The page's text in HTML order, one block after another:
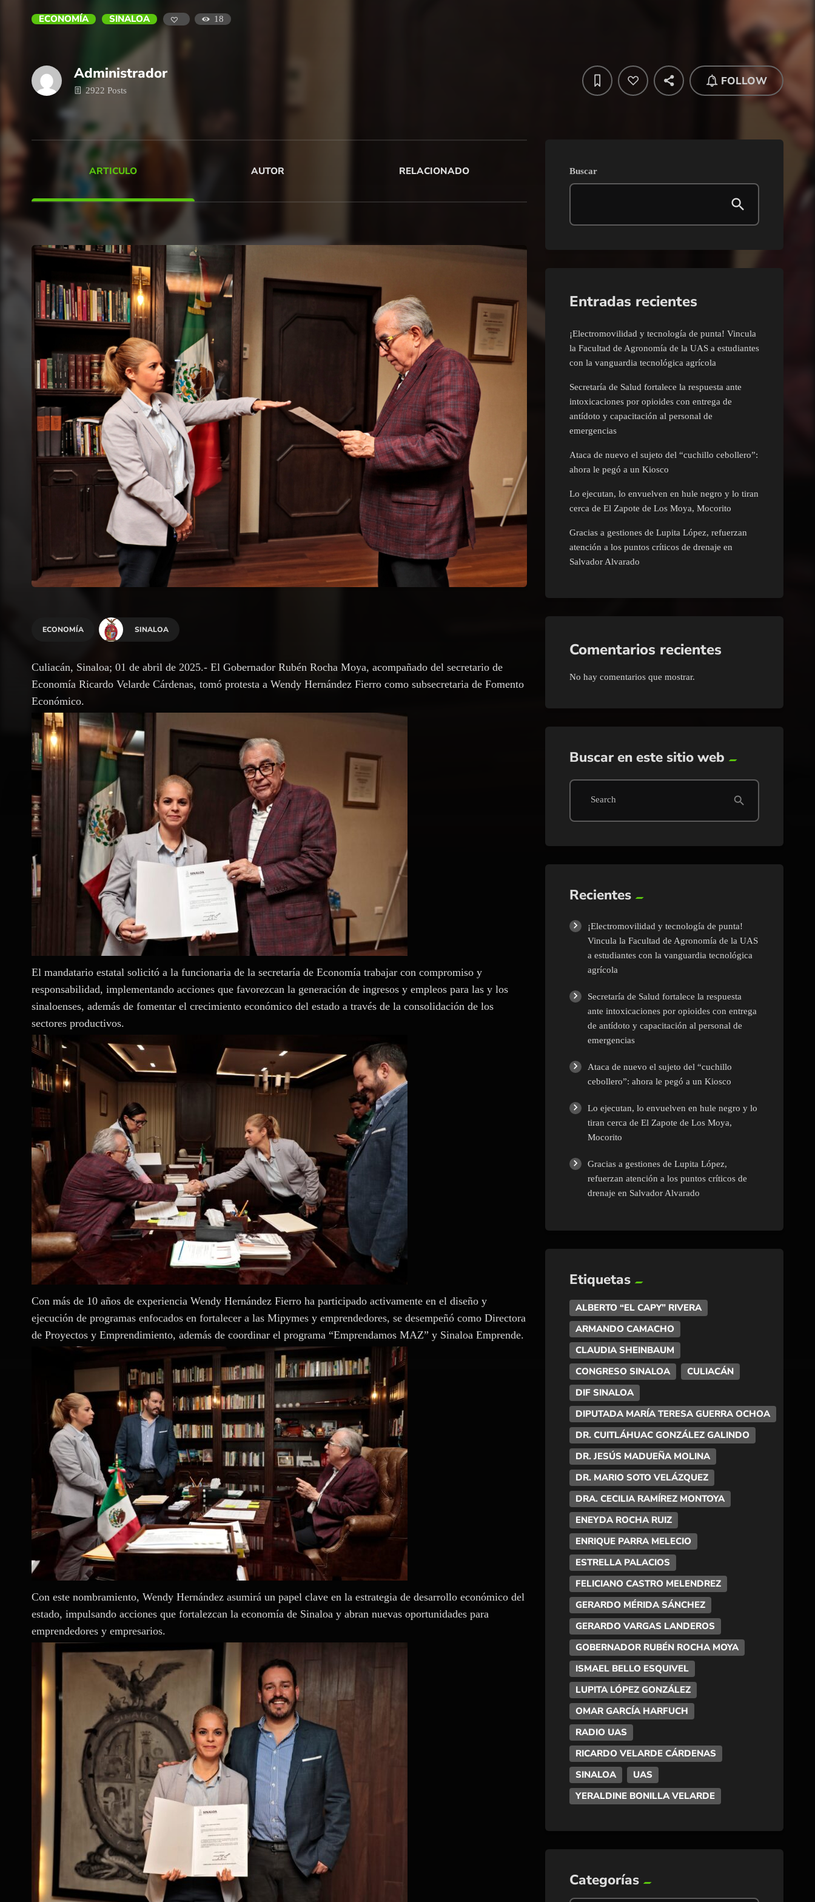
ECONOMÍA SINALOA 18
Administrador
2922 Posts
FOLLOW
ARTICULO AUTOR RELACIONADO
ECONOMÍA SINALOA
Culiacán, Sinaloa; 01 de abril de 2025.- El Gobernador Rubén Rocha Moya, acompañado del secretario de
Economía Ricardo Velarde Cárdenas, tomó protesta a Wendy Hernández Fierro como subsecretaria de Fomento
Económico.
El mandatario estatal solicitó a la funcionaria de la secretaría de Economía trabajar con compromiso y
responsabilidad, implementando acciones que favorezcan la generación de ingresos y empleos para las y los
sinaloenses, además de fomentar el crecimiento económico del estado a través de la consolidación de los
sectores productivos.
Con más de 10 años de experiencia Wendy Hernández Fierro ha participado activamente en el diseño y
ejecución de programas enfocados en fortalecer a las Mipymes y emprendedores, se desempeñó como Directora
de Proyectos y Emprendimiento, además de coordinar el programa “Emprendamos MAZ” y Sinaloa Emprende.
Con este nombramiento, Wendy Hernández asumirá un papel clave en la estrategia de desarrollo económico del
estado, impulsando acciones que fortalezcan la economía de Sinaloa y abran nuevas oportunidades para
emprendedores y empresarios.
Buscar
Entradas recientes
¡Electromovilidad y tecnología de punta! Vincula
la Facultad de Agronomía de la UAS a estudiantes
con la vanguardia tecnológica agrícola
Secretaría de Salud fortalece la respuesta ante
intoxicaciones por opioides con entrega de
antídoto y capacitación al personal de
emergencias
Ataca de nuevo el sujeto del “cuchillo cebollero”:
ahora le pegó a un Kiosco
Lo ejecutan, lo envuelven en hule negro y lo tiran
cerca de El Zapote de Los Moya, Mocorito
Gracias a gestiones de Lupita López, refuerzan
atención a los puntos críticos de drenaje en
Salvador Alvarado
Comentarios recientes
No hay comentarios que mostrar.
Buscar en este sitio web
Search search
Recientes
¡Electromovilidad y tecnología de punta!
Vincula la Facultad de Agronomía de la UAS
a estudiantes con la vanguardia tecnológica
agrícola
Secretaría de Salud fortalece la respuesta
ante intoxicaciones por opioides con entrega
de antídoto y capacitación al personal de
emergencias
Ataca de nuevo el sujeto del “cuchillo
cebollero”: ahora le pegó a un Kiosco
Lo ejecutan, lo envuelven en hule negro y lo
tiran cerca de El Zapote de Los Moya,
Mocorito
Gracias a gestiones de Lupita López,
refuerzan atención a los puntos críticos de
drenaje en Salvador Alvarado
Etiquetas
ALBERTO “EL CAPY” RIVERA
ARMANDO CAMACHO
CLAUDIA SHEINBAUM
CONGRESO SINALOA
CULIACÁN
DIF SINALOA
DIPUTADA MARÍA TERESA GUERRA OCHOA
DR. CUITLÁHUAC GONZÁLEZ GALINDO
DR. JESÚS MADUEÑA MOLINA
DR. MARIO SOTO VELÁZQUEZ
DRA. CECILIA RAMÍREZ MONTOYA
ENEYDA ROCHA RUIZ
ENRIQUE PARRA MELECIO
ESTRELLA PALACIOS
FELICIANO CASTRO MELENDREZ
GERARDO MÉRIDA SÁNCHEZ
GERARDO VARGAS LANDEROS
GOBERNADOR RUBÉN ROCHA MOYA
ISMAEL BELLO ESQUIVEL
LUPITA LÓPEZ GONZÁLEZ
OMAR GARCÍA HARFUCH
RADIO UAS
RICARDO VELARDE CÁRDENAS
SINALOA
UAS
YERALDINE BONILLA VELARDE
Categorías